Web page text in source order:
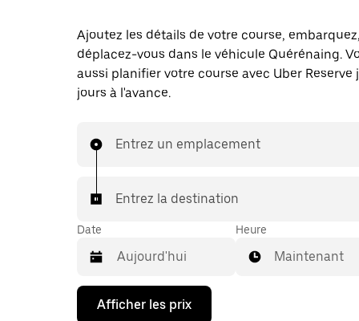
Ajoutez les détails de votre course,
déplacez-vous dans le véhicule Quérénaing.
aussi planifier votre course avec Uber Reserve
jours à l'avance.
Entrez un emplacement
Entrez la destination
Date
Appuyez
Heure
Maintenant
Afficher les prix